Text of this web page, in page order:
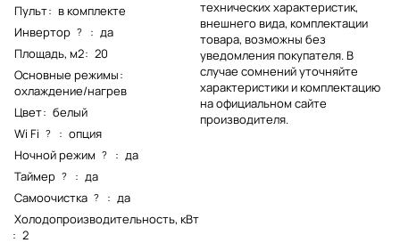
Пульт: в комплекте
Инвертор ? : да
Площадь, м2: 20
Основные режимы:
охлаждение/нагрев
Цвет: белый
Wi Fi ? : опция
Ночной режим ? : да
Таймер ? : да
Самоочистка ? : да
Холодопроизводительность, кВт
: 2
технических характеристик,
внешнего вида, комплектации
товара, возможны без
уведомления покупателя. В
случае сомнений уточняйте
характеристики и комплектацию
на официальном сайте
производителя.